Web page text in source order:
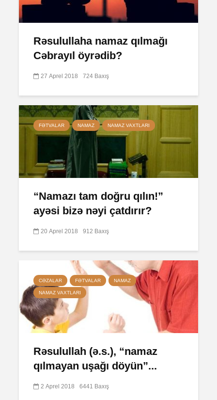
Rəsulullaha namaz qılmağı
Cəbrayıl öyrədib?
27 Aprel 2018 724 Baxış
FƏTVALAR NAMAZ NAMAZ VAXTLARI
“Namazı tam doğru qılın!”
ayəsi bizə nəyi çatdırır?
20 Aprel 2018 912 Baxış
CƏZALAR FƏTVALAR NAMAZ
NAMAZ VAXTLARI
Rəsulullah (ə.s.), “namaz
qılmayan uşağı döyün”...
2 Aprel 2018 6441 Baxış